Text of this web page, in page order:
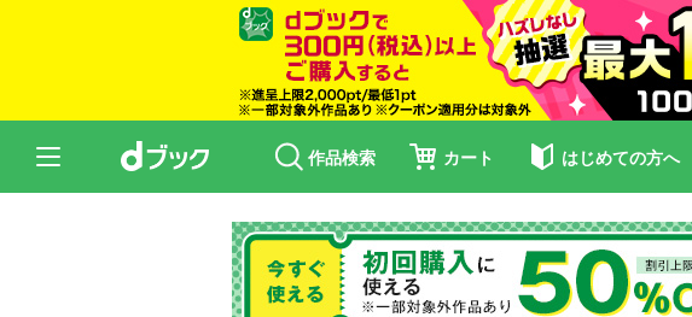
作品検索 カート はじめての方へ